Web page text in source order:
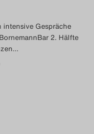
intensive Gespräche
2. Hälfte
…